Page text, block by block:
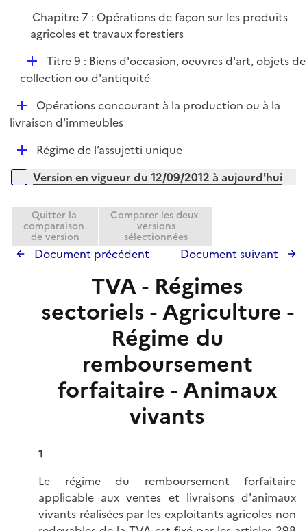
e
r
Chapitre 7 : Opérations de façon sur les produits
agricoles et travaux forestiers
D
é
l
i
e
r
Titre 9 : Biens d'occasion, oeuvres d'art, objets de
collection ou d'antiquité
D
é
e
r
Opérations concourant à la production ou à la
livraison d'immeubles
D
é
p
e
r
Régime de l’assujetti unique
Versions sur la période
Version en vigueur du 12/09/2012 à aujourd'hui
Quitter la
comparaison
de version
Comparer les deux
versions
sélectionnées
Document précédent Document suivant
TVA - Régimes
sectoriels - Agriculture -
Régime du
remboursement
forfaitaire - Animaux
vivants
1
Le régime du remboursement forfaitaire
applicable aux ventes et livraisons d'animaux
vivants réalisées par les exploitants agricoles non